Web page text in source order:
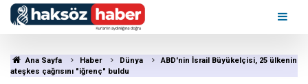
Ana Sayfa Haber Dünya
ABD'nin İsrail Büyükelçisi, 25 ülkenin
ateşkes çağrısını "iğrenç" buldu